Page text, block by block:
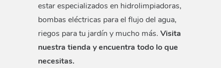
estar especializados en hidrolimpiadoras,
bombas eléctricas para el flujo del agua,
riegos para tu jardín y mucho más. Visita
nuestra tienda y encuentra todo lo que
necesitas.